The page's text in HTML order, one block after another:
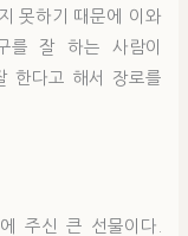
못하기 때문에 이와
를 잘 하는 사람이
한다고 해서 장로를
주신 큰 선물이다.